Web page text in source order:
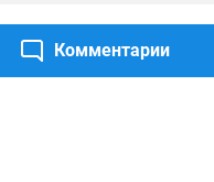
Комментарии